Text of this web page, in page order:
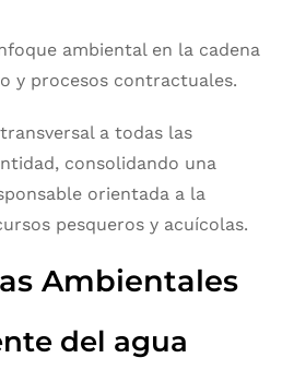
ambiental en la cadena
y procesos contractuales.
a todas las
consolidando una
orientada a la
pesqueros y acuícolas.
Ambientales
del agua